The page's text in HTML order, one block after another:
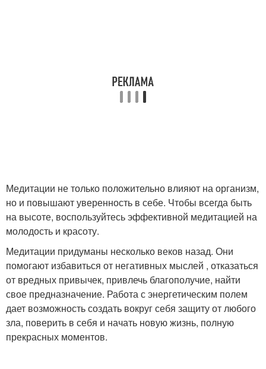
Медитации не только положительно влияют на организм,
но и повышают уверенность в себе. Чтобы всегда быть
на высоте, воспользуйтесь эффективной медитацией на
молодость и красоту.
Медитации придуманы несколько веков назад. Они
помогают избавиться от негативных мыслей , отказаться
от вредных привычек, привлечь благополучие, найти
свое предназначение. Работа с энергетическим полем
дает возможность создать вокруг себя защиту от любого
зла, поверить в себя и начать новую жизнь, полную
прекрасных моментов.